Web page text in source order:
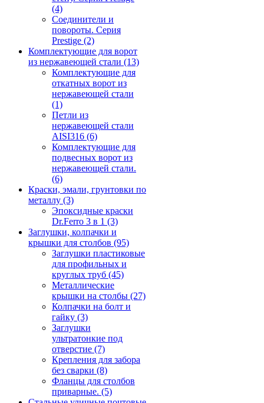
(4)
Соединители и
повороты. Серия
Prestige (2)
Комплектующие для ворот
из нержавеющей стали (13)
Комплектующие для
откатных ворот из
нержавеющей стали
(1)
Петли из
нержавеющей стали
AISI316 (6)
Комплектующие для
подвесных ворот из
нержавеющей стали.
(6)
Краски, эмали, грунтовки по
металлу (3)
Эпоксидные краски
Dr.Ferro 3 в 1 (3)
Заглушки, колпачки и
крышки для столбов (95)
Заглушки пластиковые
для профильных и
круглых труб (45)
Металлические
крышки на столбы (27)
Колпачки на болт и
гайку (3)
Заглушки
ультратонкие под
отверстие (7)
Крепления для забора
без сварки (8)
Фланцы для столбов
приварные. (5)